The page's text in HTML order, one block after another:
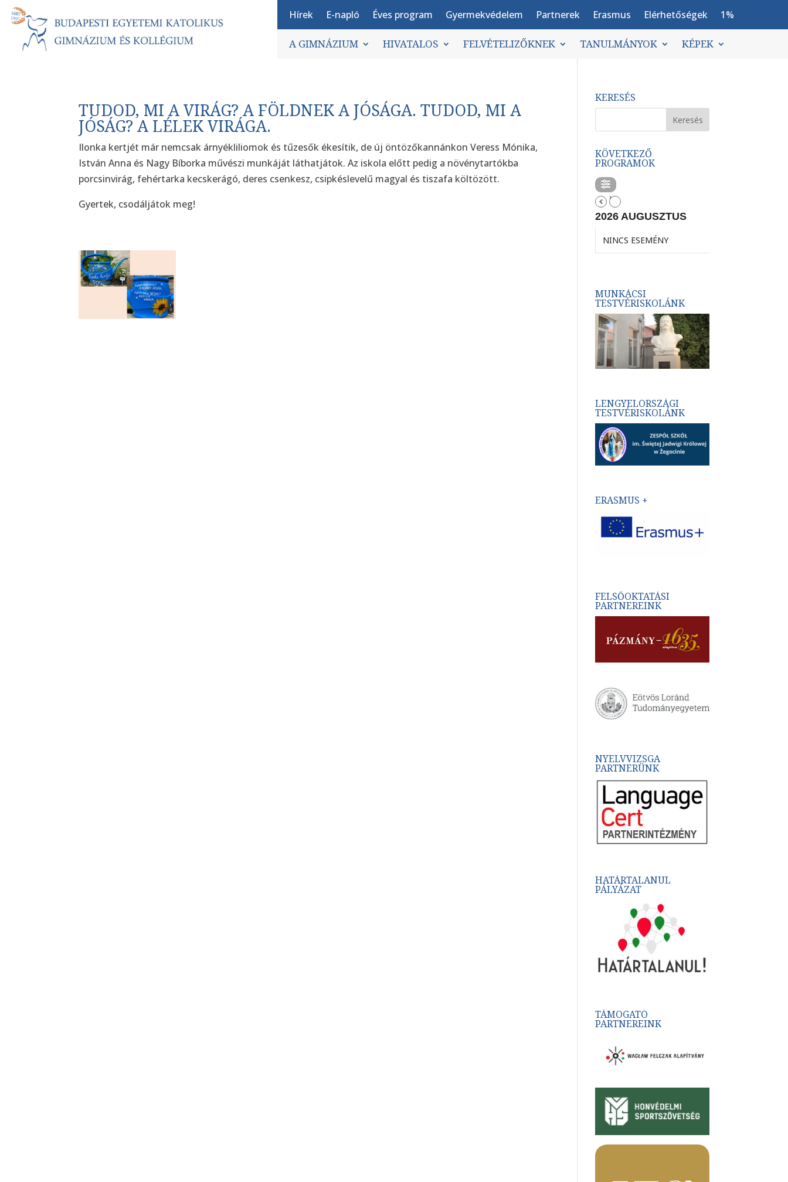
Hírek E-napló Éves program Gyermekvédelem Partnerek Erasmus Elérhetőségek 1%
A GIMNÁZIUM HIVATALOS FELVÉTELIZŐKNEK TANULMÁNYOK KÉPEK
TUDOD, MI A VIRÁG? A FÖLDNEK A JÓSÁGA. TUDOD, MI A
JÓSÁG? A LÉLEK VIRÁGA.
Ilonka kertjét már nemcsak árnyékliliomok és tűzesők ékesítik, de új öntözőkannánkon Veress Mónika,
István Anna és Nagy Bíborka művészi munkáját láthatjátok. Az iskola előtt pedig a növénytartókba
porcsinvirág, fehértarka kecskerágó, deres csenkesz, csipkéslevelű magyal és tiszafa költözött.
Gyertek, csodáljátok meg!
KERESÉS
KÖVETKEZŐ
PROGRAMOK
2026 AUGUSZTUS
NINCS ESEMÉNY
MUNKÁCSI
TESTVÉRISKOLÁNK
LENGYELORSZÁGI
TESTVÉRISKOLÁNK
ERASMUS +
FELSŐOKTATÁSI
PARTNEREINK
NYELVVIZSGA
PARTNERÜNK
HATÁRTALANUL
PÁLYÁZAT
TÁMOGATÓ
PARTNEREINK